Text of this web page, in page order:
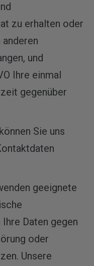
zu erhalten oder
und
Ihre einmal
gegenüber
Sie uns
geeignete
Daten gegen
oder
Unsere